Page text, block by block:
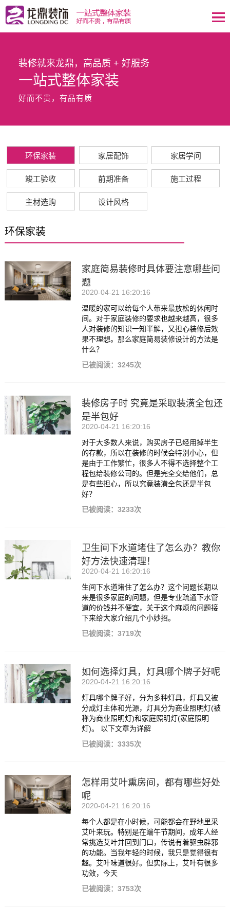
装修就来龙鼎，高品质 + 好服务
一站式整体家装
好而不贵，有品有质
环保家装 家居配饰 家居学问
竣工验收 前期准备 施工过程
主材选购 设计风格
环保家装
家庭简易装修时具体要注意哪些问
题
2020-04-21 16:20:16
温暖的家可以给每个人带来最放松的休闲时
间。对于家庭装修的要求也越来越高，很多
人对装修的知识一知半解，又担心装修后效
果不理想。那么家庭简易装修设计的方法是
什么？
已被阅读：3245次
装修房子时 究竟是采取装潢全包还
是半包好
2020-04-21 16:20:16
对于大多数人来说，购买房子已经用掉半生
的存款，所以在装修的时候会特别小心，但
是由于工作繁忙，很多人不得不选择整个工
程包给装修公司的。但是完全交给他们，总
是有些担心，所以究竟装潢全包还是半包
好？
已被阅读：3233次
卫生间下水道堵住了怎么办？教你
好方法快速清理！
2020-04-21 16:20:16
生间下水道堵住了怎么办？这个问题长期以
来是很多家庭的问题，但是专业疏通下水管
道的价钱并不便宜，关于这个麻烦的问题接
下来给大家介绍几个小妙招。
已被阅读：3719次
如何选择灯具，灯具哪个牌子好呢
2020-04-21 16:20:16
灯具哪个牌子好，分为多种灯具，灯具又被
分成灯主体和光源，灯具分为商业照明灯(被
称为商业照明灯)和家庭照明灯(家庭照明
灯)。 以下文章为详解
已被阅读：3335次
怎样用艾叶熏房间，都有哪些好处
呢
2020-04-21 16:20:16
每个人都是在小时候，可能都会在野地里采
艾叶来玩。特别是在端午节期间，成年人经
常挑选艾叶并回到门口，传说有着驱虫辟邪
的功能。当我年轻的时候，我只是觉得很有
趣。艾叶味道很好。但实际上，艾叶有很多
功效，今天
已被阅读：3753次